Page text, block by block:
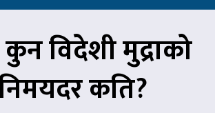
विदेशी मुद्राको
कति?